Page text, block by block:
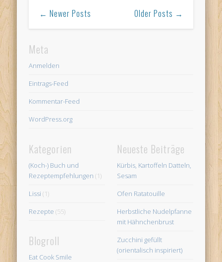
← Newer Posts Older Posts →
Meta
Anmelden
Eintrags-Feed
Kommentar-Feed
WordPress.org
Kategorien
(Koch-) Buch und
Rezeptempfehlungen (1)
Lissi (1)
Rezepte (55)
Blogroll
Eat Cook Smile
Neueste Beiträge
Kürbis, Kartoffeln Datteln,
Sesam
Ofen Ratatouille
Herbstliche Nudelpfanne
mit Hähnchenbrust
Zucchini gefüllt
(orientalisch inspiriert)